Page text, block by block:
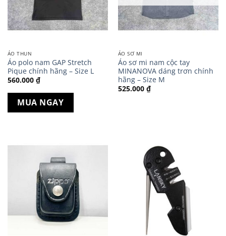
ÁO THUN
Áo polo nam GAP Stretch
Pique chính hãng – Size L
560.000 ₫
MUA NGAY
ÁO SƠ MI
Áo sơ mi nam cộc tay
MINANOVA dáng trơn chính
hãng – Size M
525.000 ₫